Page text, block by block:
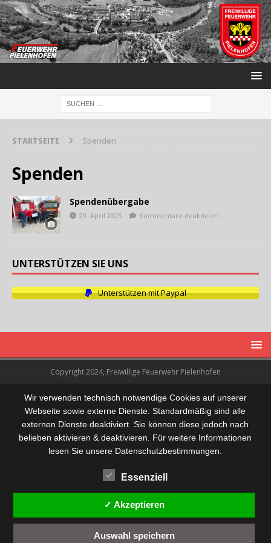
STARTSEITE Spenden
Spenden
Spendenübergabe
29. April 2025 Kommentare deaktiviert
UNTERSTÜTZEN SIE UNS
Unterstützen mit Paypal
Copyright 2024, Freiwillige Feuerwehr Pielenhofen
Wir verwenden technisch notwendige Cookies auf unserer
Webseite sowie externe Dienste. Standardmäßig sind alle
externen Dienste deaktiviert. Sie können diese jedoch nach
belieben aktivieren & deaktivieren. Für weitere Informationen
lesen Sie unsere Datenschutzbestimmungen.
Essenziell
✓ Akzeptieren
Auswahl speichern